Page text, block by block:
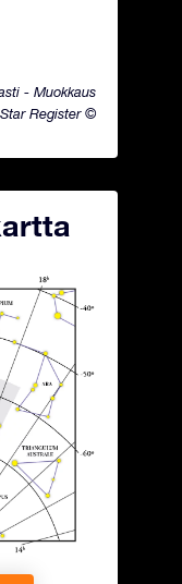
- Muokkaus
Register ©